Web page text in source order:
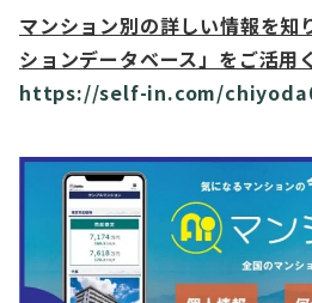
マンション別の詳しい情報を知
ションデータベース」をご活用
https://self-in.com/